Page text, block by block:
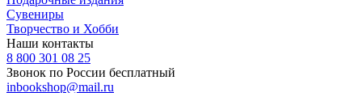
Сувениры
Творчество и Хобби
Наши контакты
8 800 301 08 25
Звонок по России бесплатный
inbookshop@mail.ru